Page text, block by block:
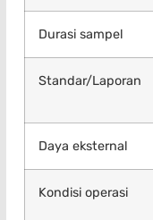
Durasi sampel
Standar/Laporan
Daya eksternal
Kondisi operasi